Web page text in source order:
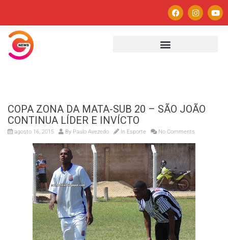
COPA ZONA DA MATA-SUB 20 – SÃO JOÃO
CONTINUA LÍDER E INVÍCTO
agosto 16, 2015 By Paulo Avezedo In Esporte No Comments